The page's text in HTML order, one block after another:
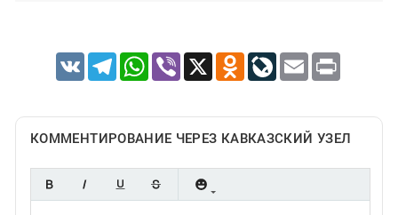
VK TelegramWhatsApp
Viber X Odnoklassniki
LiveJournal
Email Print
КОММЕНТИРОВАНИЕ ЧЕРЕЗ КАВКАЗСКИЙ УЗЕЛ